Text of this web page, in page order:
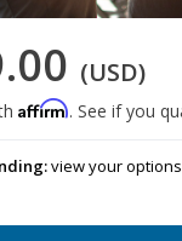
(USD)
Affirm. See if you
view your options